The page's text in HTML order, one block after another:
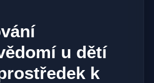
u dětí
k